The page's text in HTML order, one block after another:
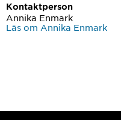
Kontaktperson
Annika Enmark
Läs om Annika Enmark